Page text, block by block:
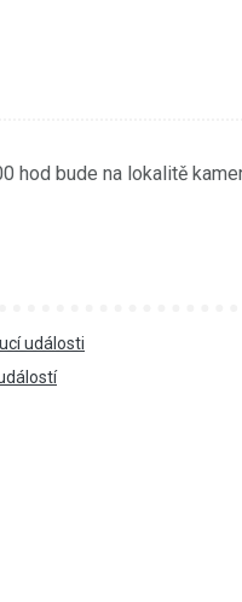
hod bude na lokalitě
události